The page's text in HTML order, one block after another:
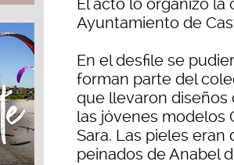
El acto lo organizó la
Ayuntamiento de
En el desfile se
forman parte del
que llevaron diseños
las jóvenes modelos
Sara. Las pieles eran
peinados de Anabel